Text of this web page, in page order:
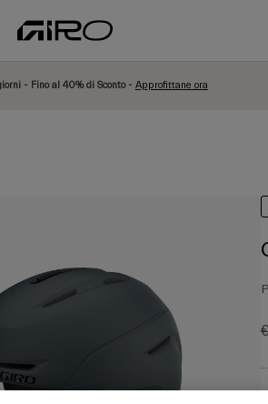
- Fino al 40% di Sconto - Approfittane ora